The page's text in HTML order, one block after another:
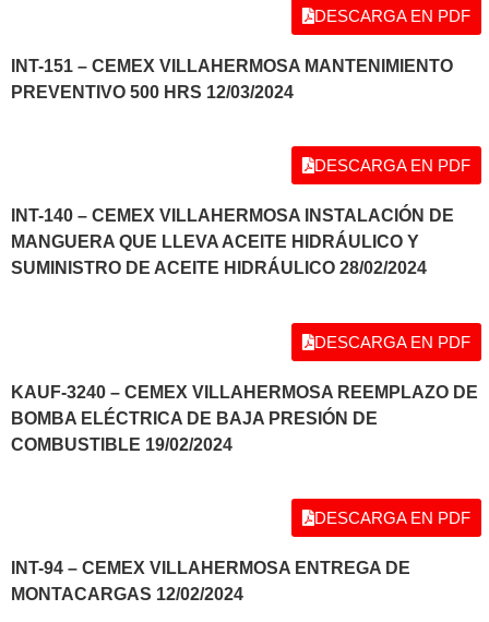
DESCARGA EN PDF
INT-151 – CEMEX VILLAHERMOSA MANTENIMIENTO
PREVENTIVO 500 HRS 12/03/2024
DESCARGA EN PDF
INT-140 – CEMEX VILLAHERMOSA INSTALACIÓN DE
MANGUERA QUE LLEVA ACEITE HIDRÁULICO Y
SUMINISTRO DE ACEITE HIDRÁULICO 28/02/2024
DESCARGA EN PDF
KAUF-3240 – CEMEX VILLAHERMOSA REEMPLAZO DE
BOMBA ELÉCTRICA DE BAJA PRESIÓN DE
COMBUSTIBLE 19/02/2024
DESCARGA EN PDF
INT-94 – CEMEX VILLAHERMOSA ENTREGA DE
MONTACARGAS 12/02/2024